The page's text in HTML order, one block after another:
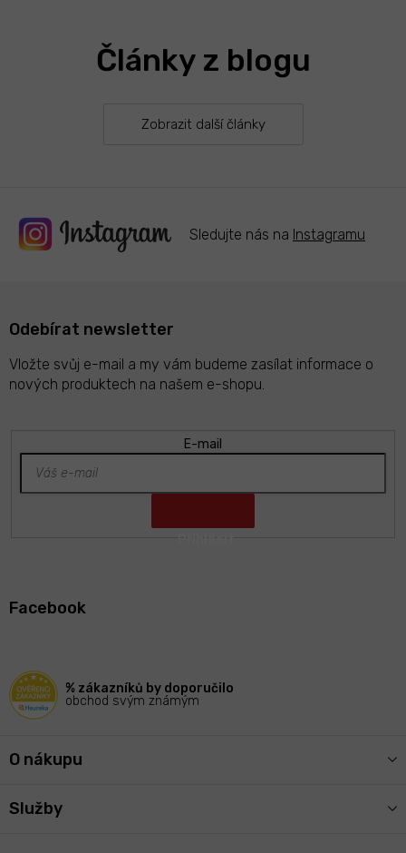
Články z blogu
Zobrazit další články
Sledujte nás na Instagramu
Odebírat newsletter
Vložte svůj e-mail a my vám budeme zasílat informace o
nových produktech na našem e-shopu.
E-mail
Facebook
% zákazníků by doporučilo
obchod svým známým
O nákupu
Služby